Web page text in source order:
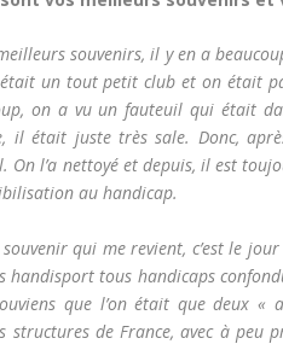
souvenirs, il y en a
un tout petit club et on était
on a vu un fauteuil qui était
il était juste très sale. Donc,
On l’a nettoyé et depuis, il est
au handicap.
souvenir qui me revient, c’est le
handisport tous handicaps
que l’on était que deux «
structures de France, avec à peu